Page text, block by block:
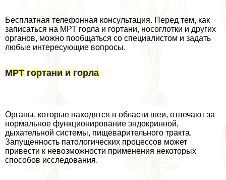
Бесплатная телефонная консультация. Перед тем, как
записаться на МРТ горла и гортани, носоглотки и других
органов, можно пообщаться со специалистом и задать
любые интересующие вопросы.
МРТ гортани и горла
Органы, которые находятся в области шеи, отвечают за
нормальное функционирование эндокринной,
дыхательной системы, пищеварительного тpaкта.
Запущенность патологических процессов может
привести к невозможности применения некоторых
способов исследования.